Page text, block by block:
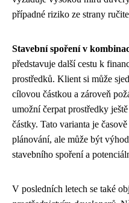
případné riziko ze strany
Stavební spoření v
představuje další cestu k
prostředků. Klient si může
cílovou částkou a zároveň
umožní čerpat prostředky
částky. Tato varianta je
plánování, ale může být
stavebního spoření a
V posledních letech se také